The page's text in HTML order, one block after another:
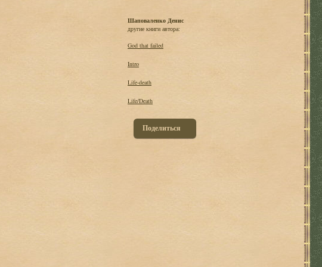
Шаповаленко Денис
другие книги автора:
God that failed
Intro
Life-death
Life/Death
Поделиться